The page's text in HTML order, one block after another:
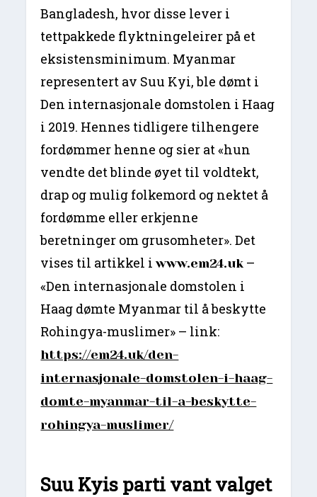
Bangladesh, hvor disse lever i
tettpakkede flyktningeleirer på et
eksistensminimum. Myanmar
representert av Suu Kyi, ble dømt i
Den internasjonale domstolen i Haag
i 2019. Hennes tidligere tilhengere
fordømmer henne og sier at «hun
vendte det blinde øyet til voldtekt,
drap og mulig folkemord og nektet å
fordømme eller erkjenne
beretninger om grusomheter». Det
vises til artikkel iwww.em24.uk–
«Den internasjonale domstolen i
Haag dømte Myanmar til å beskytte
Rohingya-muslimer» – link:
https://em24.uk/den-
internasjonale-domstolen-i-haag-
domte-myanmar-til-a-beskytte-
rohingya-muslimer/
Suu Kyis parti vant valget